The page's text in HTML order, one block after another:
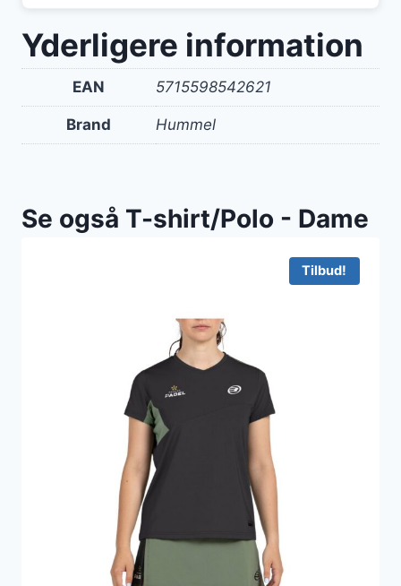
Yderligere information
EAN 5715598542621
Brand Hummel
Se også T-shirt/Polo - Dame
Tilbud!